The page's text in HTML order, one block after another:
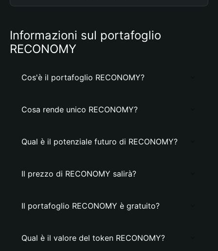
Informazioni sul portafoglio
RECONOMY
Cos'è il portafoglio RECONOMY?
Cosa rende unico RECONOMY?
Qual è il potenziale futuro di RECONOMY?
Il prezzo di RECONOMY salirà?
Il portafoglio RECONOMY è gratuito?
Qual è il valore del token RECONOMY?